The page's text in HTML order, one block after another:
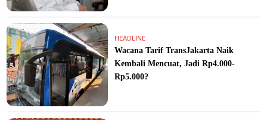
HEADLINE
Wacana Tarif TransJakarta Naik
Kembali Mencuat, Jadi Rp4.000-
Rp5.000?